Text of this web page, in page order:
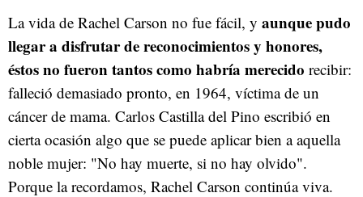
La vida de Rachel Carson no fue fácil, y aunque pudo
llegar a disfrutar de reconocimientos y honores,
éstos no fueron tantos como habría merecido recibir:
falleció demasiado pronto, en 1964, víctima de un
cáncer de mama. Carlos Castilla del Pino escribió en
cierta ocasión algo que se puede aplicar bien a aquella
noble mujer: "No hay muerte, si no hay olvido".
Porque la recordamos, Rachel Carson continúa viva.